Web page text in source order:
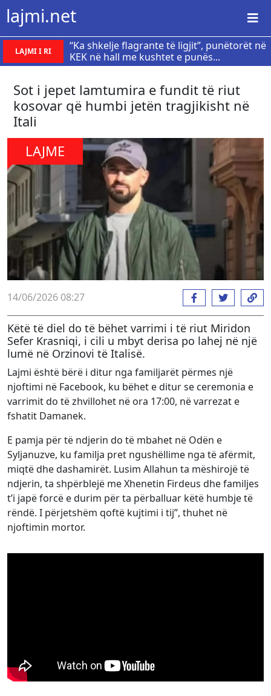
lajmi.net
LAJMI I RI
“Ka shkelje flagrante të ligjit”, punëtorët në
KEK në hall me kushtet e punës...
Sot i jepet lamtumira e fundit të riut
kosovar që humbi jetën tragjikisht në
Itali
LAJME
14/06/2026 08:27
Këtë të diel do të bëhet varrimi i të riut Miridon
Sefer Krasniqi, i cili u mbyt derisa po lahej në një
lumë në Orzinovi të Italisë.
Lajmi është bërë i ditur nga familjarët përmes një
njoftimi në Facebook, ku bëhet e ditur se ceremonia e
varrimit do të zhvillohet në ora 17:00, në varrezat e
fshatit Damanek.
E pamja për të ndjerin do të mbahet në Odën e
Syljanuzve, ku familja pret ngushëllime nga të afërmit,
miqtë dhe dashamirët. Lusim Allahun ta mëshirojë të
ndjerin, ta shpërblejë me Xhenetin Firdeus dhe familjes
t’i japë forcë e durim për ta përballuar këtë humbje të
rëndë. I përjetshëm qoftë kujtimi i tij”, thuhet në
njoftimin mortor.